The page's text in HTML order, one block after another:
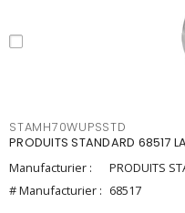
STAMH70WUPSSTD
PRODUITS STANDARD 68517
Manufacturier :
PRODUITS
# Manufacturier : 68517